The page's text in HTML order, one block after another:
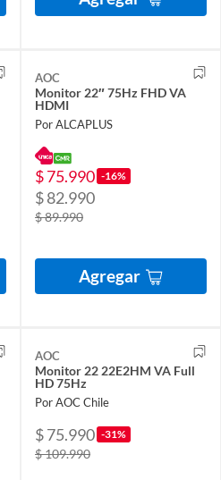
AOC
Monitor 22″ 75Hz FHD VA
HDMI
Por ALCAPLUS
$ 75.990 -16%
$ 82.990
$ 89.990
Agregar
AOC
Monitor 22 22E2HM VA Full
HD 75Hz
Por AOC Chile
$ 75.990 -31%
$ 109.990